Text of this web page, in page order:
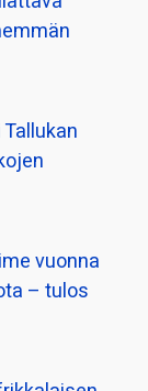
vuonna
– tulos